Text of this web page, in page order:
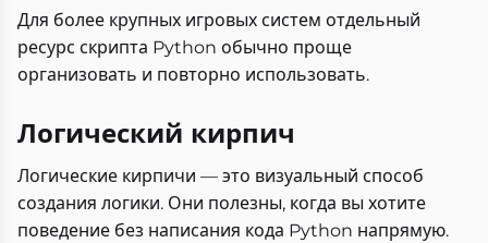
Для более крупных игровых систем отдельный
ресурс скрипта Python обычно проще
организовать и повторно использовать.
Логический кирпич
Логические кирпичи — это визуальный способ
создания логики. Они полезны, когда вы хотите
поведение без написания кода Python напрямую.